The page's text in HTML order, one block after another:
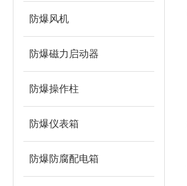
防爆风机
防爆磁力启动器
防爆操作柱
防爆仪表箱
防爆防腐配电箱